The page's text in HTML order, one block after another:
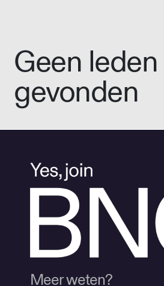
Geen leden
gevonden
Meer weten?